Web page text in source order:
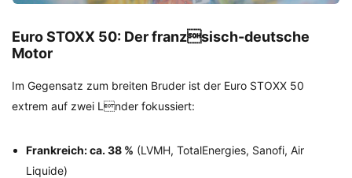
Euro STOXX 50: Der franzsisch-deutsche
Motor
Im Gegensatz zum breiten Bruder ist der Euro STOXX 50
extrem auf zwei Lnder fokussiert:
Frankreich: ca. 38 % (LVMH, TotalEnergies, Sanofi, Air
Liquide)